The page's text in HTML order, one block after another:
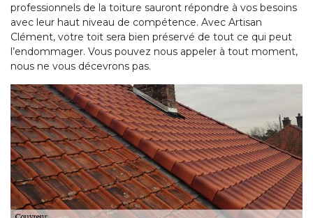
professionnels de la toiture sauront répondre à vos besoins
avec leur haut niveau de compétence. Avec Artisan
Clément, votre toit sera bien préservé de tout ce qui peut
l’endommager. Vous pouvez nous appeler à tout moment,
nous ne vous décevrons pas.